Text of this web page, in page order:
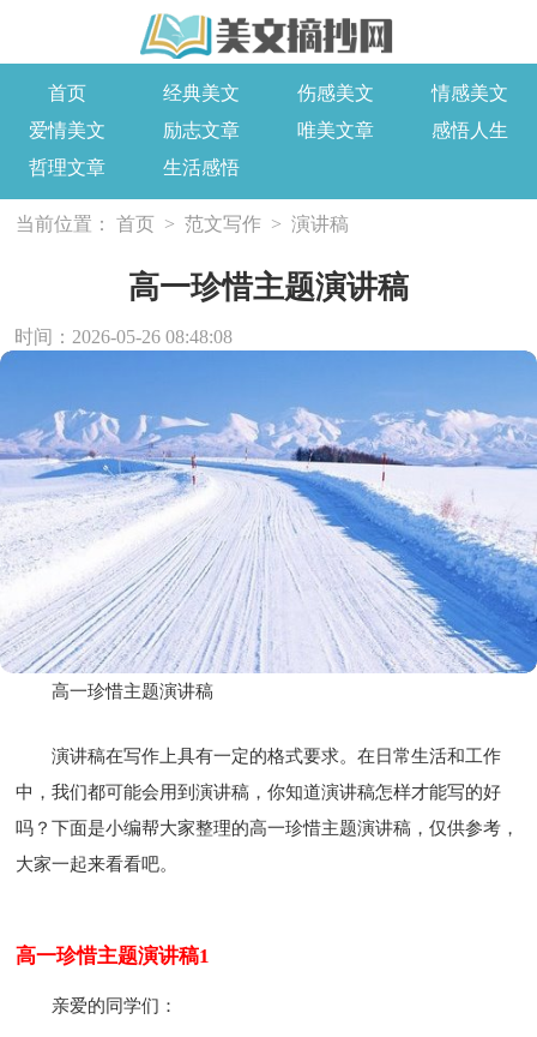
首页 经典美文 伤感美文
情感美文
爱情美文
励志文章 唯美文章
感悟人生
哲理文章
生活感悟
当前位置： 首页 > 范文写作 > 演讲稿
高一珍惜主题演讲稿
时间：2026-05-26 08:48:08
高一珍惜主题演讲稿
演讲稿在写作上具有一定的格式要求。在日常生活和工作
中，我们都可能会用到演讲稿，你知道演讲稿怎样才能写的好
吗？下面是小编帮大家整理的高一珍惜主题演讲稿，仅供参考，
大家一起来看看吧。
高一珍惜主题演讲稿1
亲爱的同学们：